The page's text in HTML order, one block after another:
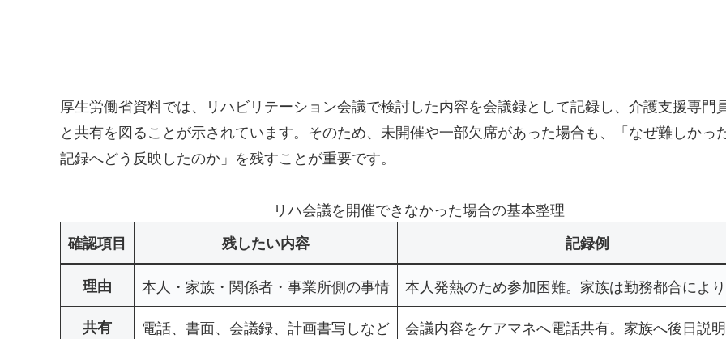
厚生労働省資料では、リハビリテーション会議で検討した内容を会議録として記録し、介護支援専
と共有を図ることが示されています。そのため、未開催や一部欠席があった場合も、「なぜ難しか
記録へどう反映したのか」を残すことが重要です。
リハ会議を開催できなかった場合の基本整理
確認項目
残したい内容 記録例
理由 本人・家族・関係者・事業所側の事情
本人発熱のため参加困難。家族は勤務都合によ
共有
電話、書面、会議録、計画書写しなど
会議内容をケアマネへ電話共有。家族へ後日説